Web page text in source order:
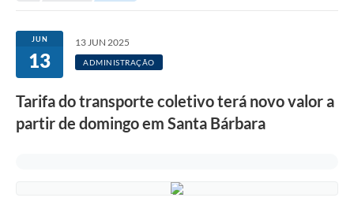
Transparência
Legislação
JUN
13
13 JUN 2025
ADMINISTRAÇÃO
Tarifa do transporte coletivo terá novo valor a
partir de domingo em Santa Bárbara